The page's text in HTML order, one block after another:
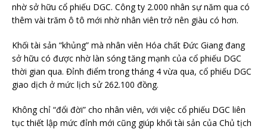
nhờ sở hữu cổ phiếu DGC. Công ty 2.000 nhân sự năm qua có
thêm vài trăm ô tô mới nhờ nhân viên trở nên giàu có hơn.
Khối tài sản “khủng” mà nhân viên Hóa chất Đức Giang đang
sở hữu có được nhờ làn sóng tăng mạnh của cổ phiếu DGC
thời gian qua. Đỉnh điểm trong tháng 4 vừa qua, cổ phiếu DGC
giao dịch ở mức lịch sử 262.100 đồng.
Không chỉ “đổi đời” cho nhân viên, với việc cổ phiếu DGC liên
tục thiết lập mức đỉnh mới cũng giúp khối tài sản của Chủ tịch